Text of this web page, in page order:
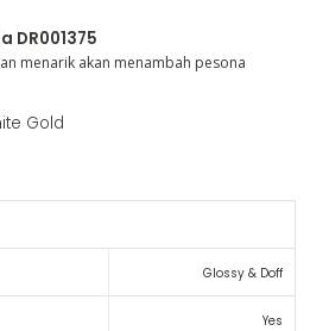
DR001375
menarik akan menambah pesona
Gold
Glossy & Doff
Yes